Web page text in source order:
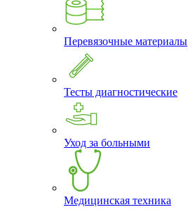
Перевязочные материалы
Тесты диагностические
Уход за больными
Медицинская техника